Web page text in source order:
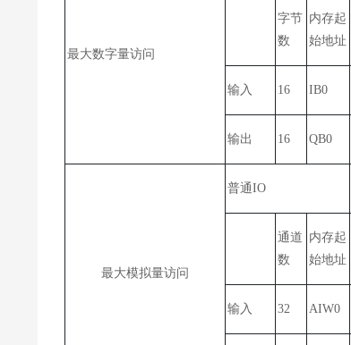
最大数字量访问
字节
数
内存起
始地址
输入 16 IB0
输出 16 QB0
最大模拟量访问
普通IO
通道
数
内存起
始地址
输入 32 AIW0